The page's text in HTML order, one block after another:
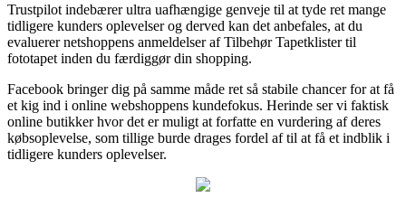
Trustpilot indebærer ultra uafhængige genveje til at tyde ret mange
tidligere kunders oplevelser og derved kan det anbefales, at du
evaluerer netshoppens anmeldelser af Tilbehør Tapetklister til
fototapet inden du færdiggør din shopping.
Facebook bringer dig på samme måde ret så stabile chancer for at få
et kig ind i online webshoppens kundefokus. Herinde ser vi faktisk
online butikker hvor det er muligt at forfatte en vurdering af deres
købsoplevelse, som tillige burde drages fordel af til at få et indblik i
tidligere kunders oplevelser.